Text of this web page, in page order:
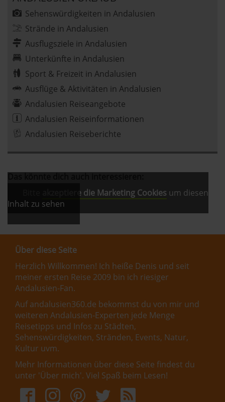
Sehenswürdigkeiten in Andalusien
Strände in Andalusien
Ausflugsziele in Andalusien
Unterkünfte in Andalusien
Sport & Freizeit in Andalusien
Ausflüge & Aktivitäten in Andalusien
Andalusien Reiseangebote
Andalusien Reiseinformationen
Andalusien Reiseberichte
akzeptiere die Marketing Cookies um diesen
Inhalt zu sehen
Über diese Seite
Herzlich Willkommen! Ich heiße Denis und seit
meiner ersten Reise 2009 bin ich riesiger
Andalusien-Fan.
Auf andalusien360.de bekommst du von mir und
weiteren Andalusien-Experten jede Menge
Reisetipps und Infos zu Städten,
Sehenswürdigkeiten, Stränden, Events, Natur,
Kultur uvm.
Mehr Informationen über diese Seite findest du
unter 'Über mich'. Viel Spaß beim Lesen!